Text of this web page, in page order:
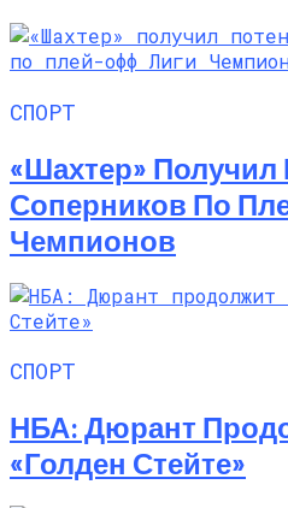
СПОРТ
«Шахтер»
Соперников По
Чемпионов
СПОРТ
НБА: Дюрант
«Голден Стейте»